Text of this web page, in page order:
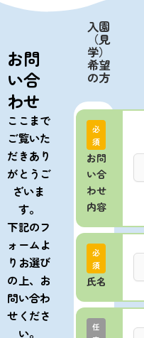
お問
い合
わせ
ここまで
ご覧いた
だきあり
がとうご
ざいま
す。
下記のフ
ォームよ
りお選び
の上、お
問い合わ
せくださ
い。
入園
（見
学）
希望
の方
必
須
お問
い合
わせ
内容
必
須
氏名
任